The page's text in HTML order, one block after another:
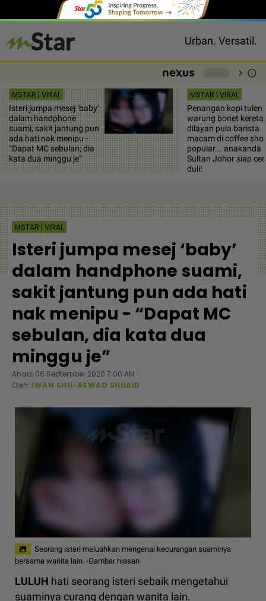
Urban. Versatil.
chevron_right info
MSTAR | VIRAL
Isteri jumpa mesej ‘baby’
dalam handphone
suami, sakit jantung pun
ada hati nak menipu -
“Dapat MC sebulan, dia
kata dua minggu je”
MSTAR | VIRAL
Penangan kopi tulen
warung bonet kereta,
dilayan pula barista
macam di coffee
popular... anakanda
Sultan Johor siap
duli!
MSTAR | VIRAL
Isteri jumpa mesej ‘baby’
dalam handphone suami,
sakit jantung pun ada hati
nak menipu - “Dapat MC
sebulan, dia kata dua
minggu je”
Ahad, 06 September 2020 7:00 AM
Oleh: IWAN SHU-ASWAD SHUAIB
Seorang isteri meluahkan mengenai kecurangan suaminya
bersama wanita lain. -Gambar hiasan
LULUH hati seorang isteri sebaik mengetahui
suaminya curang dengan wanita lain.